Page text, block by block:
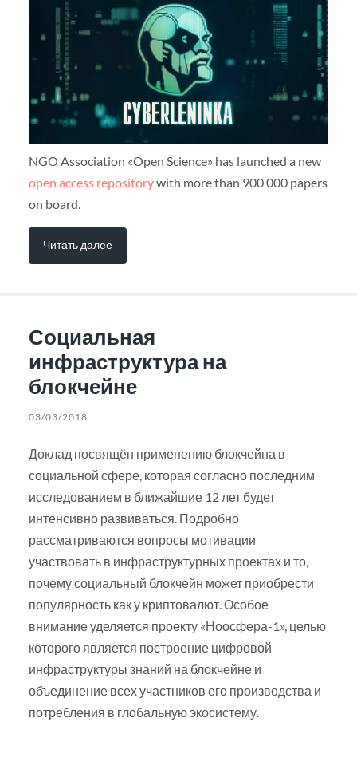
NGO Association «Open Science» has launched a new
open access repositorywith more than 900 000 papers
on board.
Читать далее
Социальная
инфраструктура на
блокчейне
03/03/2018
Доклад посвящён применению блокчейна в
социальной сфере, которая согласно последним
исследованием в ближайшие 12 лет будет
интенсивно развиваться. Подробно
рассматриваются вопросы мотивации
участвовать в инфраструктурных проектах и то,
почему социальный блокчейн может приобрести
популярность как у криптовалют. Особое
внимание уделяется проекту «Ноосфера-1», целью
которого является построение цифровой
инфраструктуры знаний на блокчейне и
объединение всех участников его производства и
потребления в глобальную экосистему.